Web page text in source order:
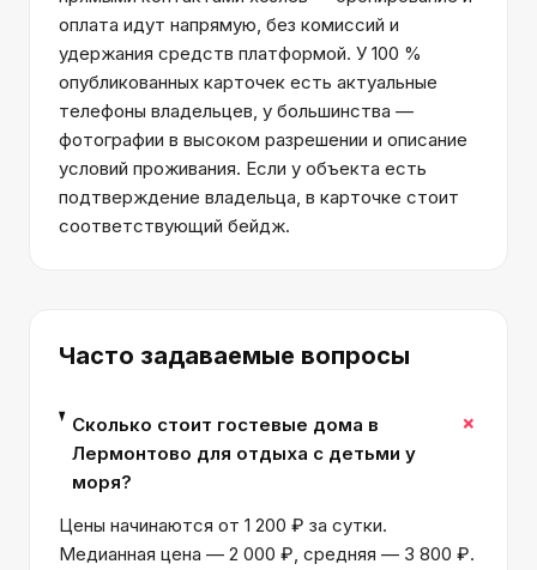
оплата идут напрямую, без комиссий и
удержания средств платформой. У 100 %
опубликованных карточек есть актуальные
телефоны владельцев, у большинства —
фотографии в высоком разрешении и описание
условий проживания. Если у объекта есть
подтверждение владельца, в карточке стоит
соответствующий бейдж.
Часто задаваемые вопросы
Сколько стоит гостевые дома в
Лермонтово для отдыха с детьми у
моря?
+
Цены начинаются от 1 200 ₽ за сутки.
Медианная цена — 2 000 ₽, средняя — 3 800 ₽.